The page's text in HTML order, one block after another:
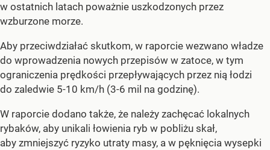
w ostatnich latach poważnie uszkodzonych przez
wzburzone morze.
Aby przeciwdziałać skutkom, w raporcie wezwano władze
do wprowadzenia nowych przepisów w zatoce, w tym
ograniczenia prędkości przepływających przez nią łodzi
do zaledwie 5-10 km/h (3-6 mil na godzinę).
W raporcie dodano także, że należy zachęcać lokalnych
rybaków, aby unikali łowienia ryb w pobliżu skał,
aby zmniejszyć ryzyko utraty masy, a w pęknięcia wysepki